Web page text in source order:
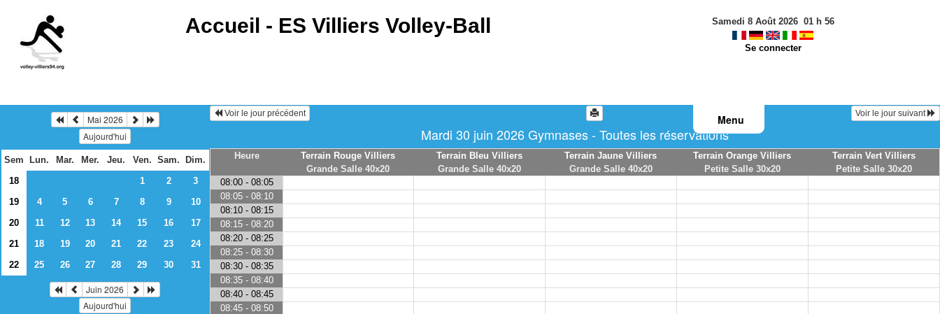
Accueil - ES Villiers Volley-Ball Samedi 8 Août 2026 01h 56
Se connecter
Menu
Mai 2026
Aujourd'hui
Sem Lun. Mar. Mer. Jeu. Ven. Sam. Dim.
18
1 2
3
19
4 5 6 7 8 9
10
20
11 12 13 14 15 16
17
21
18 19 20 21 22 23
24
22
25 26 27 28 29 30 31
Juin 2026
Aujourd'hui
Voir le jour précédent Voir le jour suivant
Mardi 30 juin 2026 Gymnases - Toutes les réservations
Heure
Terrain Rouge Villiers
Grande Salle 40x20
Terrain Bleu Villiers
Grande Salle 40x20
Terrain Jaune Villiers
Grande Salle 40x20
Terrain Orange Villiers
Petite Salle 30x20
Terrain Vert Villiers
Petite Salle 30x20
08:00 - 08:05
08:05 - 08:10
08:10 - 08:15
08:15 - 08:20
08:20 - 08:25
08:25 - 08:30
08:30 - 08:35
08:35 - 08:40
08:40 - 08:45
08:45 - 08:50